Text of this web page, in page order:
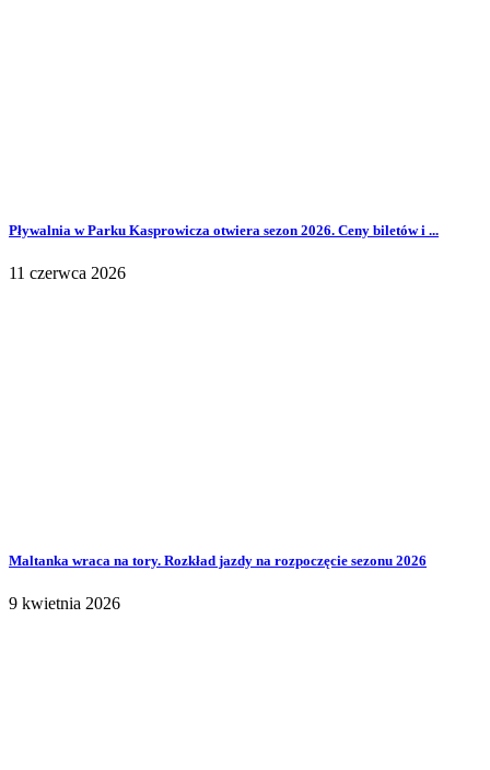
Pływalnia w Parku Kasprowicza otwiera sezon 2026. Ceny biletów i ...
11 czerwca 2026
Maltanka wraca na tory. Rozkład jazdy na rozpoczęcie sezonu 2026
9 kwietnia 2026